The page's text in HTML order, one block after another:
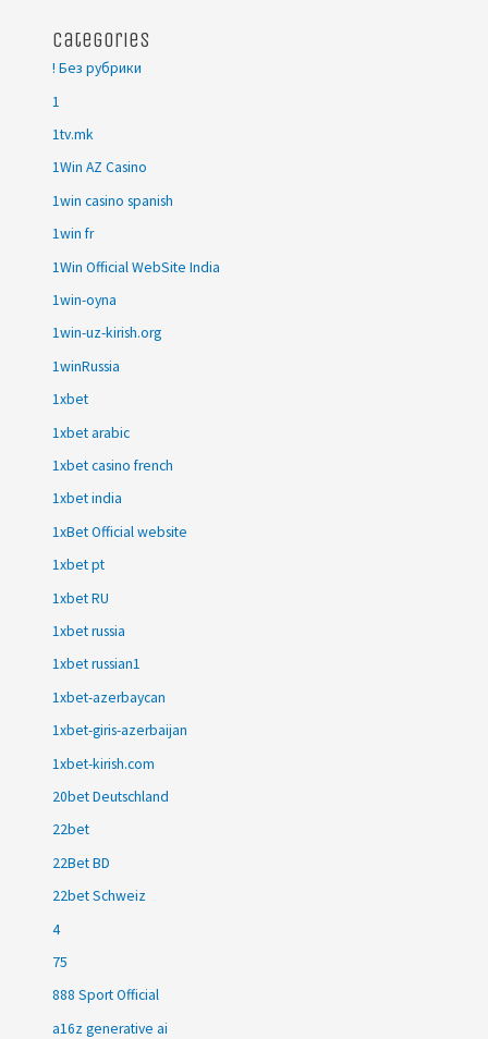
Categories
! Без рубрики
1
1tv.mk
1Win AZ Casino
1win casino spanish
1win fr
1Win Official WebSite India
1win-oyna
1win-uz-kirish.org
1winRussia
1xbet
1xbet arabic
1xbet casino french
1xbet india
1xBet Official website
1xbet pt
1xbet RU
1xbet russia
1xbet russian1
1xbet-azerbaycan
1xbet-giris-azerbaijan
1xbet-kirish.com
20bet Deutschland
22bet
22Bet BD
22bet Schweiz
4
75
888 Sport Official
a16z generative ai